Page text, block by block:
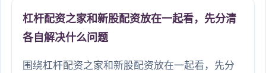
杠杆配资之家和新股配资放在一起看，先分清
各自解决什么问题
围绕杠杆配资之家和新股配资放在一起看，先分